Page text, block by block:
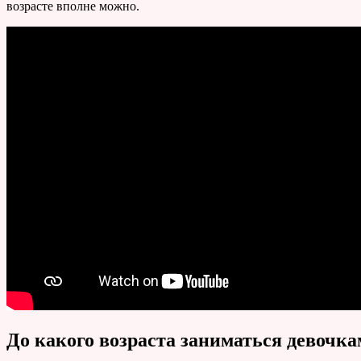
возрасте вполне можно.
До какого возраста заниматься